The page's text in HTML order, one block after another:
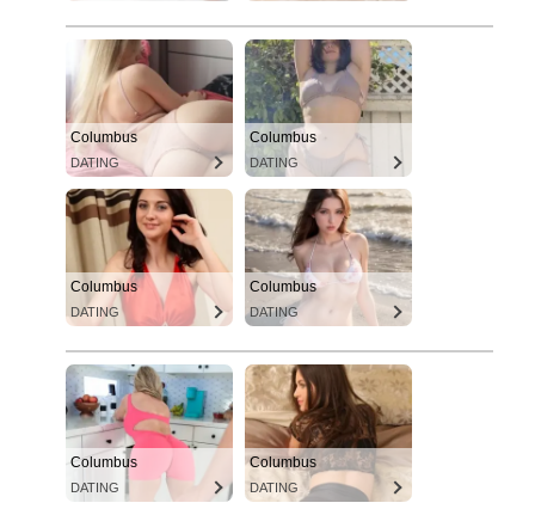
Columbus
DATING
Columbus
DATING
Columbus
DATING
Columbus
DATING
Columbus
DATING
Columbus
DATING